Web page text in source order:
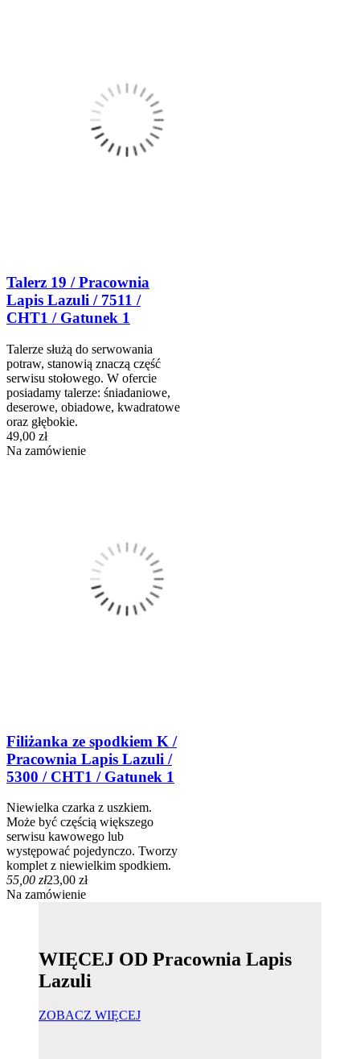
Talerz 19 / Pracownia
Lapis Lazuli / 7511 /
CHT1 / Gatunek 1
Talerze służą do serwowania
potraw, stanowią znaczą część
serwisu stołowego. W ofercie
posiadamy talerze: śniadaniowe,
deserowe, obiadowe, kwadratowe
oraz głębokie.
49,00 zł
Na zamówienie
Filiżanka ze spodkiem K /
Pracownia Lapis Lazuli /
5300 / CHT1 / Gatunek 1
Niewielka czarka z uszkiem.
Może być częścią większego
serwisu kawowego lub
występować pojedynczo. Tworzy
komplet z niewielkim spodkiem.
55,00 zł23,00 zł
Na zamówienie
WIĘCEJ OD Pracownia Lapis
Lazuli
ZOBACZ WIĘCEJ